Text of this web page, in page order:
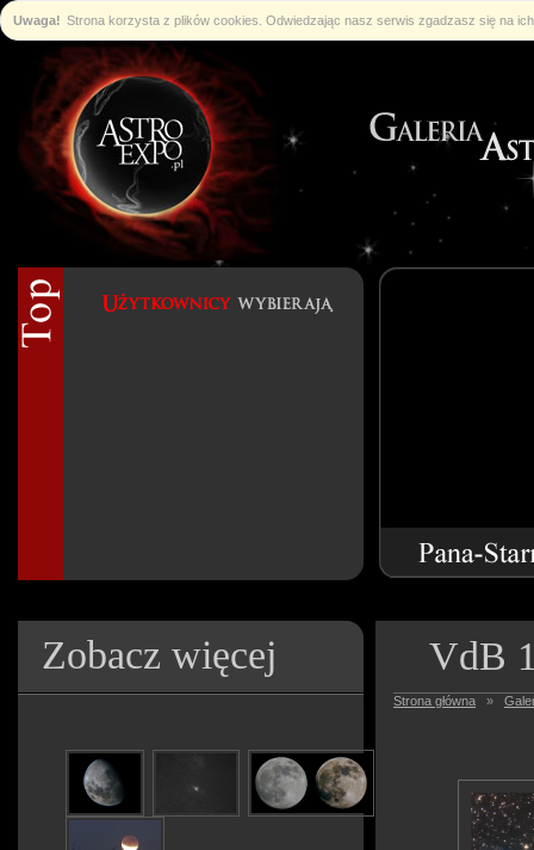
Uwaga! Strona korzysta z plików cookies. Odwiedzając nasz serwis zgadzasz się na
Zobacz więcej VdB
Strona główna »